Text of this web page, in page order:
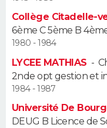
Alimentation
Guide de la santé
Maladies
Médicaments
Sommeil
VOYAGE
GUIDES D'ACHAT
BONS PLANS
Collège Citadelle-
6ème C 5ème B
1980 - 1984
LYCEE MATHIAS -
2nde opt gestion et
1984 - 1987
Université De
DEUG B Licence de